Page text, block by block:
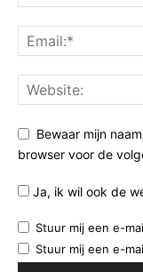
Bewaar mijn
browser voor de
Ja, ik wil ook de
Stuur mij een e-
Stuur mij een e-